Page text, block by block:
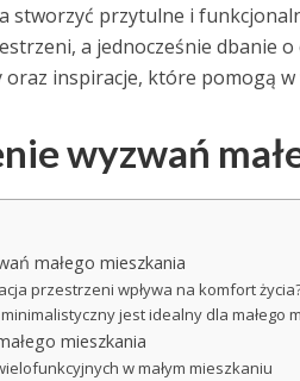
stworzyć przytulne i
a jednocześnie dbanie
inspiracje, które pomogą
wyzwań
małego mieszkania
przestrzeni wpływa na komfort
jest idealny dla małego
mieszkania
w małym mieszkaniu